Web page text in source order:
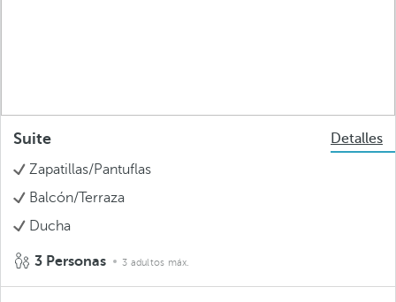
Suite
Detalles
Zapatillas/Pantuflas
Balcón/Terraza
Ducha
3 Personas 3 adultos máx.